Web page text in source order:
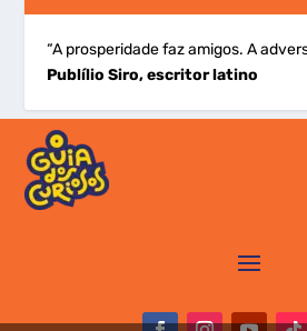
“A prosperidade faz amigos. A
Publílio Siro, escritor latino